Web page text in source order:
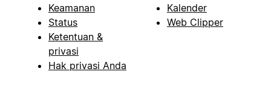
Keamanan
Status
Ketentuan &
privasi
Hak privasi Anda
Kalender
Web Clipper